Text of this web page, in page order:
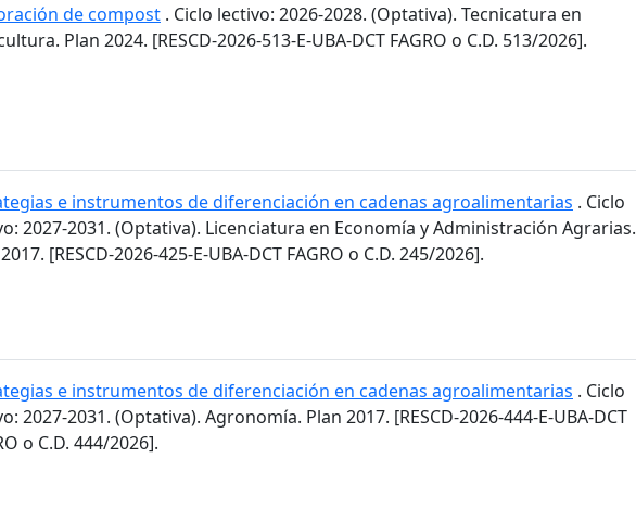
de compost . Ciclo lectivo: 2026-2028. (Optativa). Tecnicatura en
Plan 2024. [RESCD-2026-513-E-UBA-DCT FAGRO o C.D. 513/2026].
e instrumentos de diferenciación en cadenas agroalimentarias . Ciclo
2027-2031. (Optativa). Licenciatura en Economía y Administración Agrarias.
[RESCD-2026-425-E-UBA-DCT FAGRO o C.D. 245/2026].
e instrumentos de diferenciación en cadenas agroalimentarias . Ciclo
2027-2031. (Optativa). Agronomía. Plan 2017. [RESCD-2026-444-E-UBA-DCT
o C.D. 444/2026].